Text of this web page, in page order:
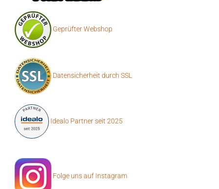
Geprüfter Webshop
Datensicherheit durch SSL
Idealo Partner seit 2025
Folge uns auf Instagram